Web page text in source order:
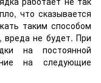
что сказывается
таким способом
не будет. При
на постоянной
на следующие